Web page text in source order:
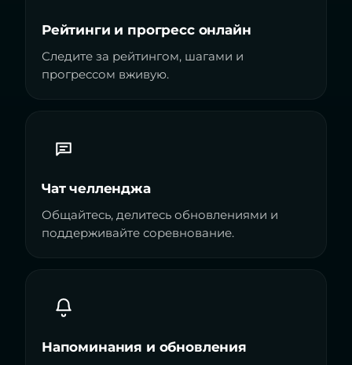
Рейтинги и прогресс онлайн
Следите за рейтингом, шагами и
прогрессом вживую.
Чат челленджа
Общайтесь, делитесь обновлениями и
поддерживайте соревнование.
Напоминания и обновления